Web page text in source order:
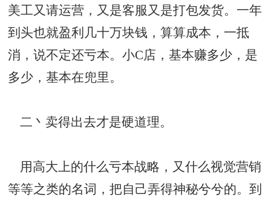
美工又请运营，又是客服又是打包发货。一年
到头也就盈利几十万块钱，算算成本，一抵
消，说不定还亏本。小C店，基本赚多少，是
多少，基本在兜里。
二丶卖得出去才是硬道理。
用高大上的什么亏本战略，又什么视觉营销
等等之类的名词，把自己弄得神秘兮兮的。到